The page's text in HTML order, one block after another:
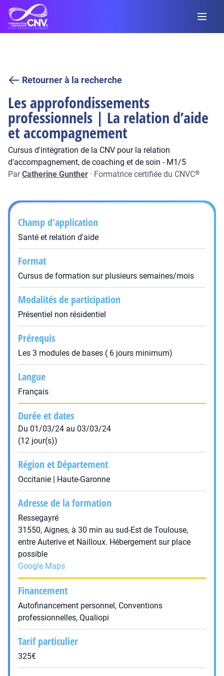
Retourner à la recherche
Les approfondissements
professionnels | La relation d’aide
et accompagnement
Cursus d'intégration de la CNV pour la relation
d'accompagnement, de coaching et de soin - M1/5
ParCatherine Gunther · Formatrice certifiée du CNVC®
Champ d'application
Santé et relation d'aide
Format
Cursus de formation sur plusieurs semaines/mois
Modalités de participation
Présentiel non résidentiel
Prérequis
Les 3 modules de bases ( 6 jours minimum)
Langue
Français
Durée et dates
Du 01/03/24 au 03/03/24
(12 jour(s))
Région et Département
Occitanie | Haute-Garonne
Adresse de la formation
Ressegayré
31550, Aignes, à 30 min au sud-Est de Toulouse,
entre Auterive et Nailloux. Hébergement sur place
possible
Google Maps
Financement
Autofinancement personnel, Conventions
professionnelles, Qualiopi
Tarif particulier
325€